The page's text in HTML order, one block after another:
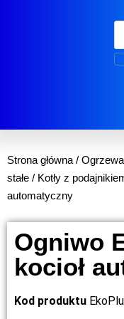
Strona główna /
stałe / Kotły z
automatyczny
Ogniwo
kocioł
Kod produktu